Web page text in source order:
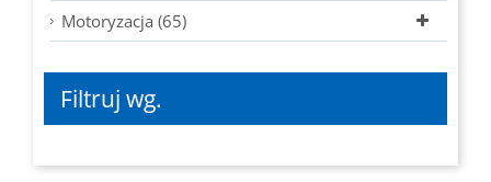
Motoryzacja (65)
Filtruj wg.